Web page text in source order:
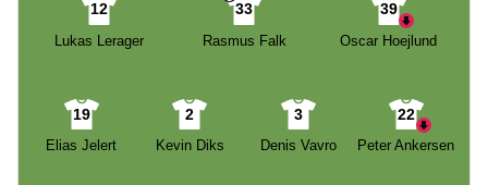
12
Lukas Lerager
33
Rasmus Falk
39
Oscar Hoejlund
19
Elias Jelert
2
Kevin Diks
3
Denis Vavro
22
Peter Ankersen